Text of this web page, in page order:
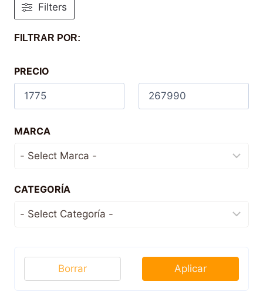
Filters
FILTRAR POR:
PRECIO
MARCA
CATEGORÍA
Aplicar
Borrar